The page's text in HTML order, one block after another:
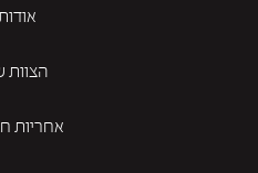
הצוות
אחריות